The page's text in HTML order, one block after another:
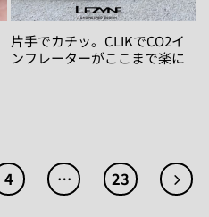
片手でカチッ。CLIKでCO2イ
ンフレーターがここまで楽に
4 … 23